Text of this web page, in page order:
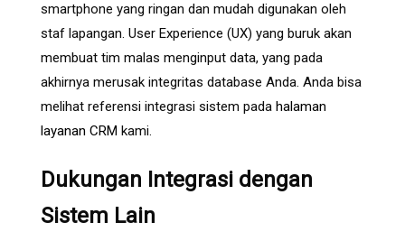
smartphone yang ringan dan mudah digunakan oleh
staf lapangan. User Experience (UX) yang buruk akan
membuat tim malas menginput data, yang pada
akhirnya merusak integritas database Anda. Anda bisa
melihat referensi integrasi sistem pada halaman
layanan CRM kami.
Dukungan Integrasi dengan
Sistem Lain